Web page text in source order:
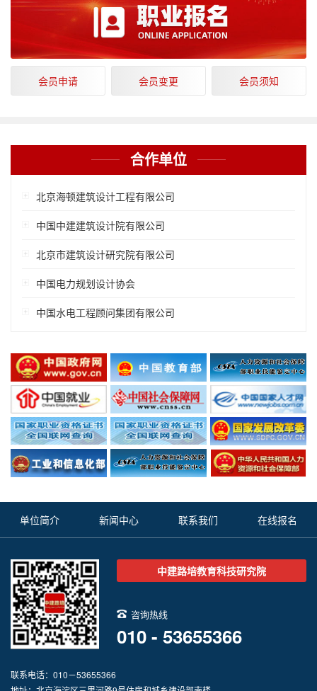
会员申请 会员变更 会员须知
合作单位
北京海顿建筑设计工程有限公司
中国中建建筑设计院有限公司
北京市建筑设计研究院有限公司
中国电力规划设计协会
中国水电工程顾问集团有限公司
单位简介 新闻中心 联系我们 在线报名
中建路培教育科技研究院
咨询热线
010 - 53655366
联系电话：010－53655366